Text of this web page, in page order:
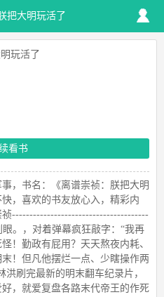
把大明玩活了
玩活了
看书
，书名：《离谱崇祯：朕把大明
，喜欢的书友放心入，精彩内
祯---------------------------------------
。，对着弹幕疯狂敲字：“我再
！勤政有屁用？天天熬夜内耗、
！但凡他摆烂一点、少瞎操作两
刷完最新的明末翻车纪录片，
，就爱复盘各路末代帝王的作死